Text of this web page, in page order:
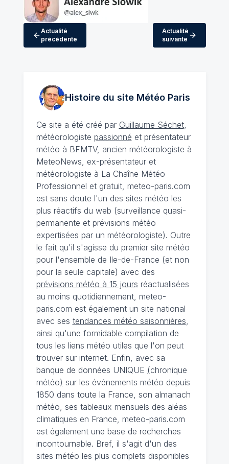
Actualité
précédente
Actualité
suivante
Histoire du site MétéoParis
Ce site a été créé par Guillaume Séchet,
météorologiste passionné et présentateur
météo à BFMTV, ancien météorologiste à
MeteoNews, ex-présentateur et
météorologiste à La Chaîne Météo
Professionnel et gratuit, meteo-paris.com
est sans doute l'un des sites météo les
plus réactifs du web (surveillance quasi-
permanente et prévisions météo
expertisées par un météorologiste). Outre
le fait qu'il s'agisse du premier site météo
pour l'ensemble de Ile-de-France (et non
pour la seule capitale) avec des
prévisions météo à 15 jours réactualisées
au moins quotidiennement, meteo-
paris.com est également un site national
avec ses tendances météo saisonnières
ainsi qu'une formidable compilation de
tous les liens météo utiles que l'on peut
trouver sur internet. Enfin, avec sa
banque de données UNIQUE (chronique
météo) sur les événements météo depuis
1850 dans toute la France, son almanach
météo, ses tableaux mensuels des aléas
climatiques en France, meteo-paris.com
est également une base de recherches
incontournable. Bref, il s'agit d'un des
sites météo les plus complets disponibles